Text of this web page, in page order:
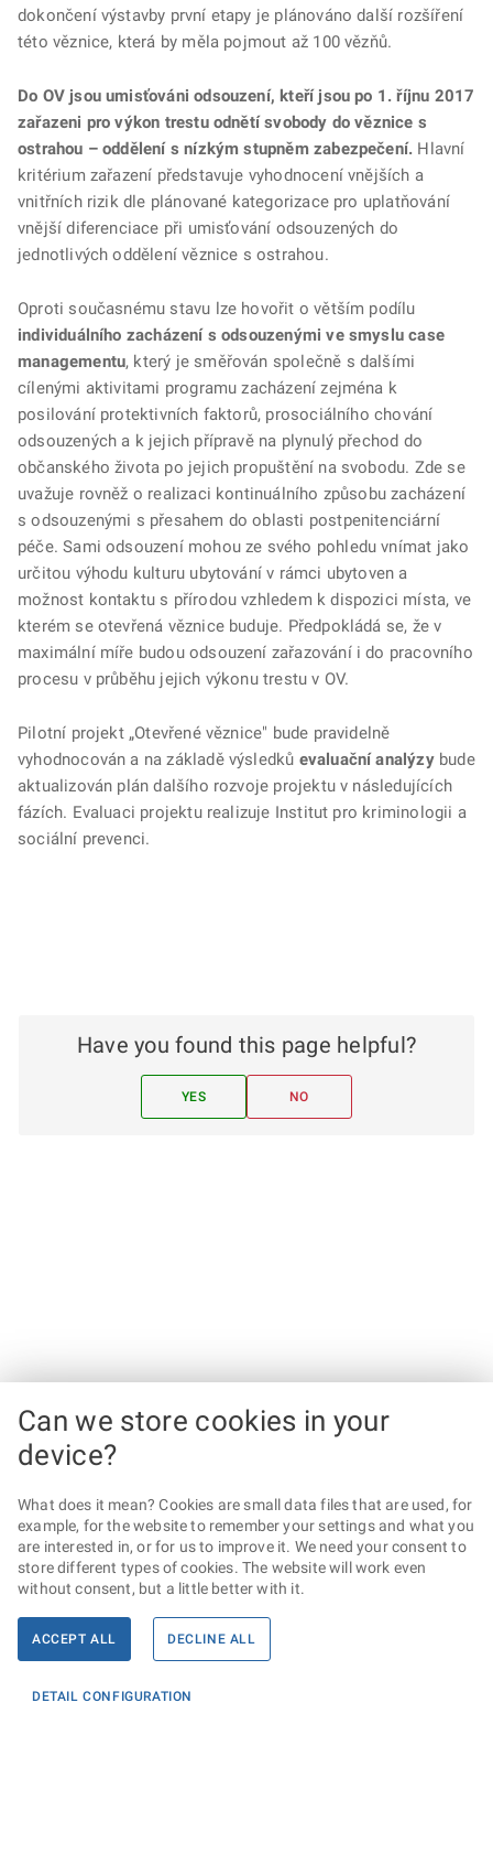
dokončení výstavby první etapy je plánováno další rozšíření
této věznice, která by měla pojmout až 100 vězňů.
Do OV jsou umisťováni odsouzení, kteří jsou po 1. říjnu 2017
zařazeni pro výkon trestu odnětí svobody do věznice s
ostrahou – oddělení s nízkým stupněm zabezpečení. Hlavní
kritérium zařazení představuje vyhodnocení vnějších a
vnitřních rizik dle plánované kategorizace pro uplatňování
vnější diferenciace při umisťování odsouzených do
jednotlivých oddělení věznice s ostrahou.
Oproti současnému stavu lze hovořit o větším podílu
individuálního zacházení s odsouzenými ve smyslu case
managementu, který je směřován společně s dalšími
cílenými aktivitami programu zacházení zejména k
posilování protektivních faktorů, prosociálního chování
odsouzených a k jejich přípravě na plynulý přechod do
občanského života po jejich propuštění na svobodu. Zde se
uvažuje rovněž o realizaci kontinuálního způsobu zacházení
s odsouzenými s přesahem do oblasti postpenitenciární
péče. Sami odsouzení mohou ze svého pohledu vnímat jako
určitou výhodu kulturu ubytování v rámci ubytoven a
možnost kontaktu s přírodou vzhledem k dispozici místa, ve
kterém se otevřená věznice buduje. Předpokládá se, že v
maximální míře budou odsouzení zařazování i do pracovního
procesu v průběhu jejich výkonu trestu v OV.
Pilotní projekt „Otevřené věznice" bude pravidelně
vyhodnocován a na základě výsledků evaluační analýzybude
aktualizován plán dalšího rozvoje projektu v následujících
fázích. Evaluaci projektu realizuje Institut pro kriminologii a
sociální prevenci.
Have you found this page helpful?
YES NO
Can we store cookies in your
device?
What does it mean? Cookies are small data files that are used, for
example, for the website to remember your settings and what you
are interested in, or for us to improve it. We need your consent to
store different types of cookies. The website will work even
without consent, but a little better with it.
ACCEPT ALL DECLINE ALL
DETAIL CONFIGURATION